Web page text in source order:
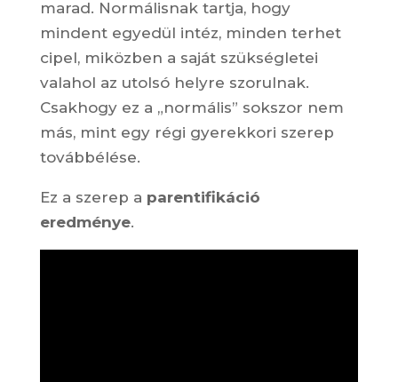
marad. Normálisnak tartja, hogy
mindent egyedül intéz, minden terhet
cipel, miközben a saját szükségletei
valahol az utolsó helyre szorulnak.
Csakhogy ez a „normális” sokszor nem
más, mint egy régi gyerekkori szerep
továbbélése.
Ez a szerep a parentifikáció
eredménye.